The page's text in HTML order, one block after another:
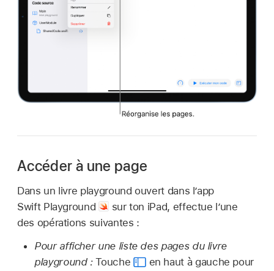
Accéder à une page
Dans un livre playground ouvert dans l’app
Swift Playground
sur ton iPad, effectue l’une
des opérations suivantes :
Pour afficher une liste des pages du livre
playground :Touche
en haut à gauche pour